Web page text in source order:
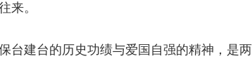
来。
建台的历史功绩与爱国自强的精神，是两